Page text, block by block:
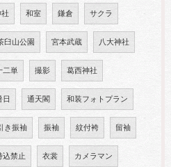
社 和室 鎌倉 サクラ
臼山公園 宮本武蔵 八大神社
二単 撮影 葛西神社
日 通天閣 和装フォトプラン
き振袖 振袖 紋付袴 留袖
込禁止 衣裳 カメラマン